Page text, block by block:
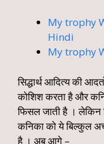
My trophy
Hindi
My trophy
सिद्धार्थ आदित्य की
कोशिश करता है और
फिसल जाती है । लेकिन
कनिका को ये बिल्कुल
है । अब आगे –